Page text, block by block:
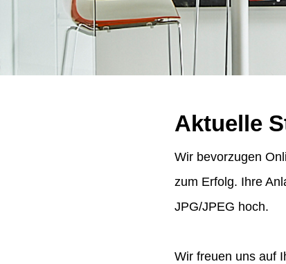
Aktuelle
Wir bevorzugen
zum Erfolg. Ihre
JPG/JPEG hoch.
Wir freuen uns auf